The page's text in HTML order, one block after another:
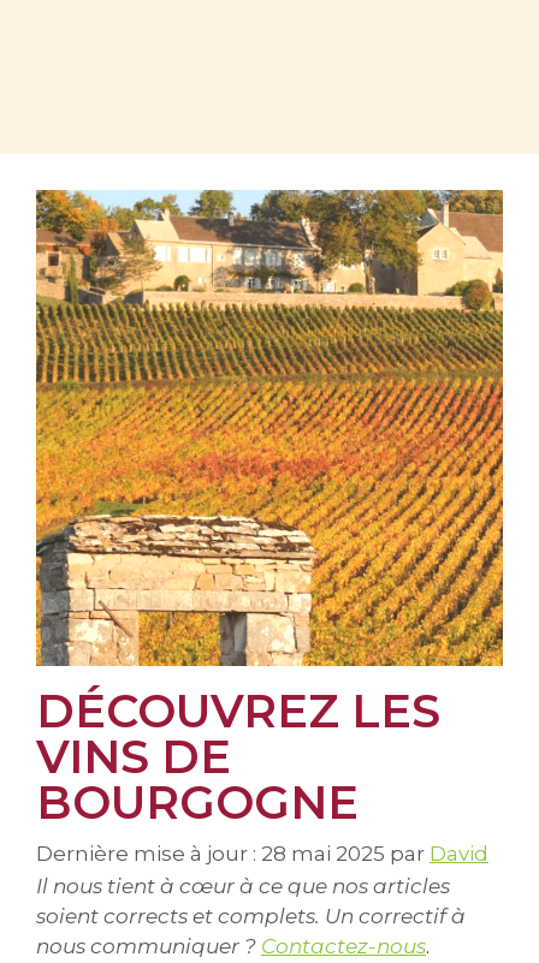
DÉCOUVREZ LES
VINS DE
BOURGOGNE
Dernière mise à jour : 28 mai 2025 par David
Il nous tient à cœur à ce que nos articles
soient corrects et complets. Un correctif à
nous communiquer ? Contactez-nous.